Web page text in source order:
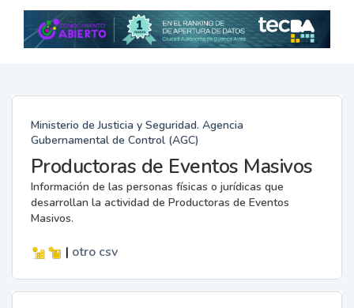
Ministerio de Justicia y Seguridad. Agencia
Gubernamental de Control (AGC)
Productoras de Eventos Masivos
Información de las personas físicas o jurídicas que
desarrollan la actividad de Productoras de Eventos
Masivos.
| otro csv